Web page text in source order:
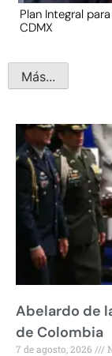
Plan Integral
CDMX
Más...
Abelardo de
de Colombia
7 de agosto, 2026